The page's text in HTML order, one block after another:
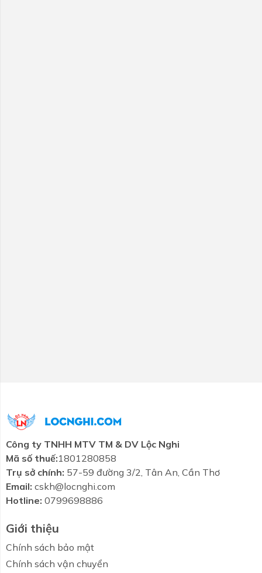
Công ty TNHH MTV TM & DV Lộc Nghi
Mã số thuế:1801280858
Trụ sở chính: 57-59 đường 3/2, Tân An, Cần Thơ
Email: cskh@locnghi.com
Hotline: 0799698886
Giới thiệu
Chính sách bảo mật
Chính sách vận chuyển